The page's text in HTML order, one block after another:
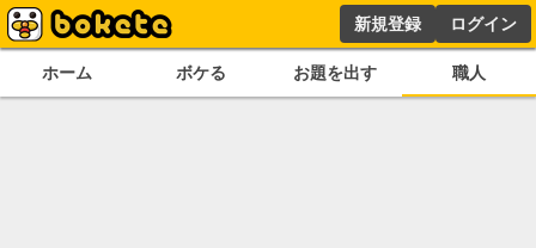
新規登録 ログイン
ホーム ボケる お題を出す 職人